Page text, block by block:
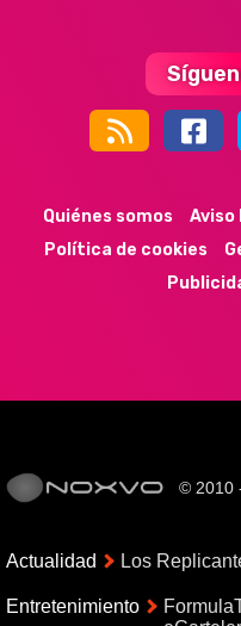
44k
Quiénes somos Aviso
Política de cookies
© 2010
Actualidad Los
Entretenimiento